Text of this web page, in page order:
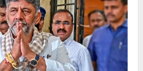
ಸಾಧ್ಯತೆ.. ಇಲ್ಲಿದೆ
ಲಿಸ್ಟ್‌!
3, 2026 0